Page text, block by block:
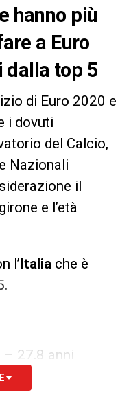
hanno più
a Euro
dalla top 5
di Euro 2020 e
i dovuti
del Calcio,
Nazionali
il
e l’età
l’Italia che è
– 27,8 anni
– 27,5 anni